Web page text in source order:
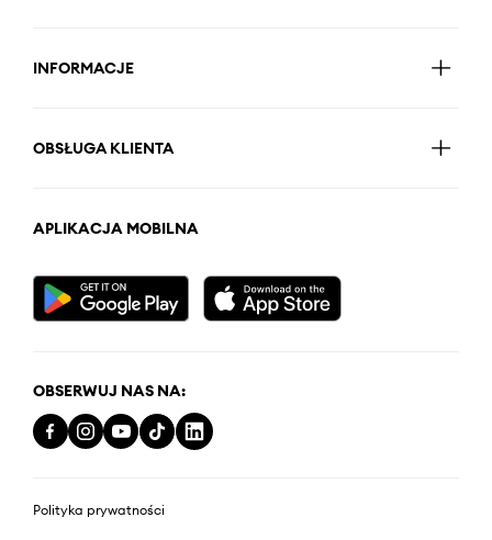
INFORMACJE
OBSŁUGA KLIENTA
APLIKACJA MOBILNA
OBSERWUJ NAS NA:
Polityka prywatności